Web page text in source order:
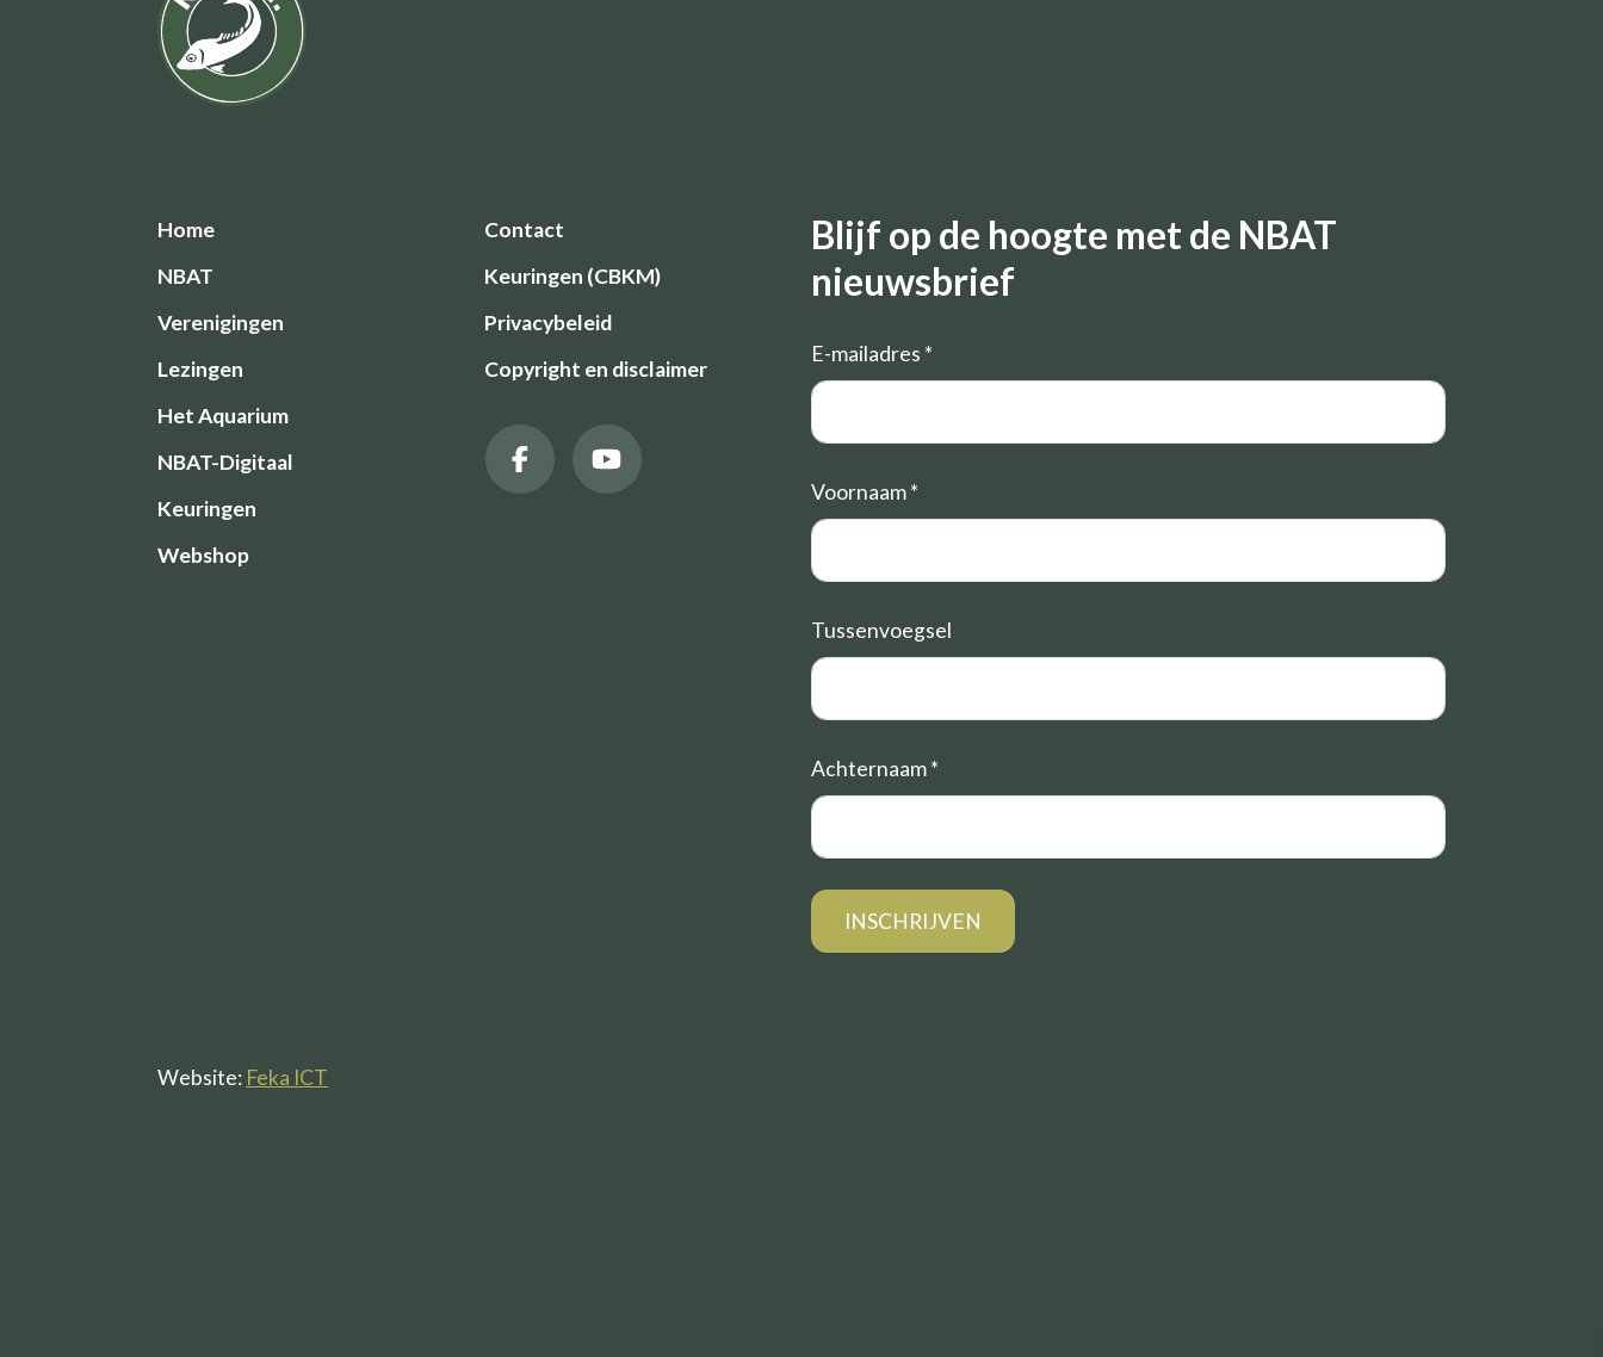
Home
NBAT
Verenigingen
Lezingen
Het Aquarium
NBAT-Digitaal
Keuringen
Webshop
Contact
Keuringen (CBKM)
Privacybeleid
Copyright en disclaimer
Blijf op de hoogte met de NBAT
nieuwsbrief
E-mailadres *
Voornaam*
Tussenvoegsel
Achternaam*
Website: Feka ICT